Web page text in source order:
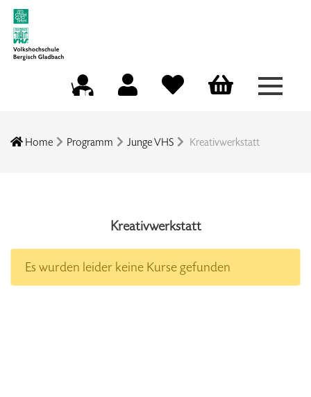
Menü
Home Programm Junge VHS Kreativwerkstatt
Kreativwerkstatt
Es wurden leider keine Kurse gefunden